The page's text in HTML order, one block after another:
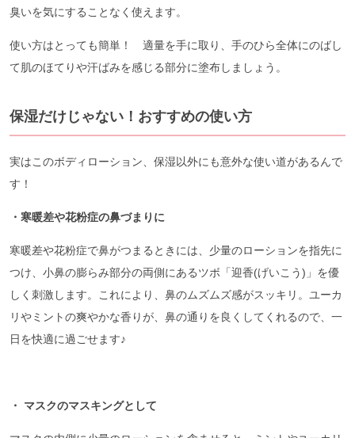
臭いを気にすることなく使えます。
使い方はとっても簡単！ 適量を手に取り、手のひら全体にのばし
て肌のほてりや汗ばみを感じる部分に塗布しましょう。
保湿だけじゃない！おすすめの使い方
実はこのボディローション、保湿以外にも意外な使い道があるんで
す！
・寒暖差や花粉症の鼻づまりに
寒暖差や花粉症で鼻がつまるときには、少量のローションを指先に
つけ、小鼻の膨らみ部分の両側にあるツボ「迎香(げいこう)」を優
しく刺激します。これにより、鼻のムズムズ感がスッキリ。ユーカ
リやミントの爽やかな香りが、鼻の通りを良くしてくれるので、一
日を快適に過ごせます♪
・ マスクのマスキングとして